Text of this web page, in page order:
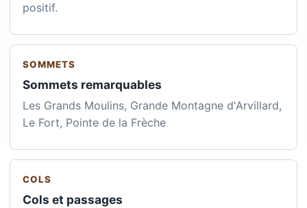
positif.
SOMMETS
Sommets remarquables
Les Grands Moulins, Grande Montagne d'Arvillard,
Le Fort, Pointe de la Frèche
COLS
Cols et passages